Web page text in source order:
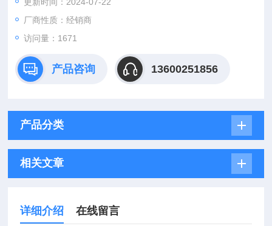
厂商性质：经销商
访问量：1671
产品咨询 13600251856
产品分类
相关文章
详细介绍 在线留言